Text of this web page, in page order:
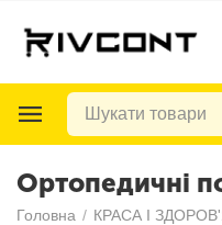
Ортопедичні
Головна / КРАСА І